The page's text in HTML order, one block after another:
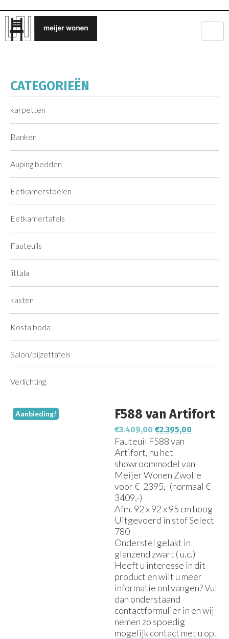
CATEGORIEËN
karpetten
Banken
Auping bedden
Eetkamerstoelen
Eetkamertafels
Fauteuils
iittala
kasten
Kosta boda
Salon/bijzettafels
Verlichting
Aanbieding! F588 van Artifort
€3.409,00 €2.395,00
Fauteuil F588 van
Artifort, nu het
showroommodel van
Meijer Wonen Zwolle
voor € 2395,- (normaal €
3409,-)
Afm. 92 x 92 x 95 cm hoog
Uitgevoerd in stof Select
780
Onderstel gelakt in
glanzend zwart ( u.c.)
Heeft u interesse in dit
product en wilt u meer
informatie ontvangen? Vul
dan onderstaand
contactformulier in en wij
nemen zo spoedig
mogelijk contact met u op.